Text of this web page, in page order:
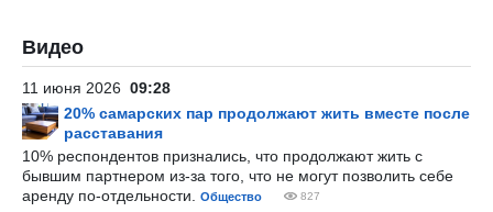
Видео
11 июня 2026 09:28
20% самарских пар продолжают жить вместе после
расставания
10% респондентов признались, что продолжают жить с
бывшим партнером из-за того, что не могут позволить себе
аренду по-отдельности.
Общество 827